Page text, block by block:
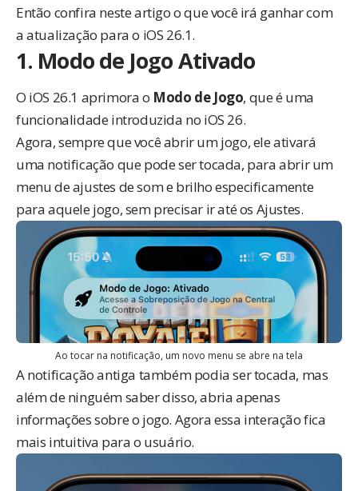
Então confira neste artigo o que você irá ganhar com
a atualização para o iOS 26.1.
1. Modo de Jogo Ativado
O iOS 26.1 aprimora o Modo de Jogo, que é uma
funcionalidade introduzida no iOS 26.
Agora, sempre que você abrir um jogo, ele ativará
uma notificação que pode ser tocada, para abrir um
menu de ajustes de som e brilho especificamente
para aquele jogo, sem precisar ir até os Ajustes.
Ao tocar na notificação, um novo menu se abre na tela
A notificação antiga também podia ser tocada, mas
além de ninguém saber disso, abria apenas
informações sobre o jogo. Agora essa interação fica
mais intuitiva para o usuário.